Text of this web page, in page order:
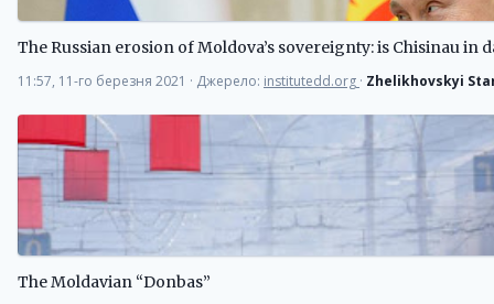
The Russian erosion of Moldova’s sovereignty: is Chisinau in
11:57, 11-го березня 2021 · Джерело: institutedd.org · Zhelikhovskyi
The Moldavian “Donbas”